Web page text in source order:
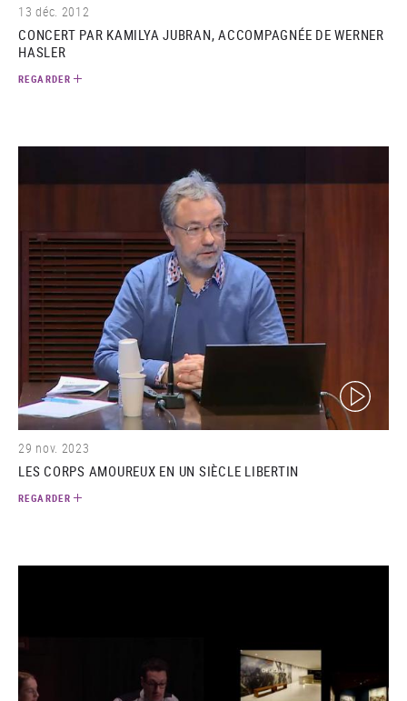
13 déc. 2012
CONCERT PAR KAMILYA JUBRAN, ACCOMPAGNÉE DE WERNER
HASLER
REGARDER
(video)
29 nov. 2023
LES CORPS AMOUREUX EN UN SIÈCLE LIBERTIN
REGARDER